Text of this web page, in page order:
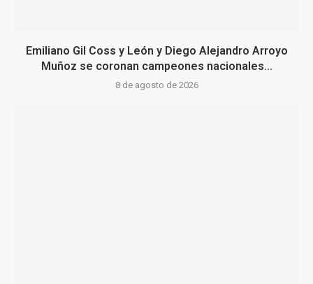
Emiliano Gil Coss y León y Diego Alejandro Arroyo
Muñoz se coronan campeones nacionales...
8 de agosto de 2026